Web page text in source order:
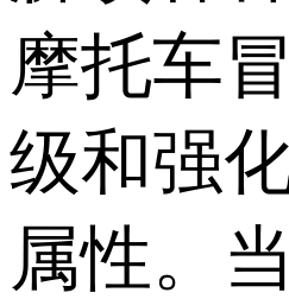
摩托车
级和强
属性。